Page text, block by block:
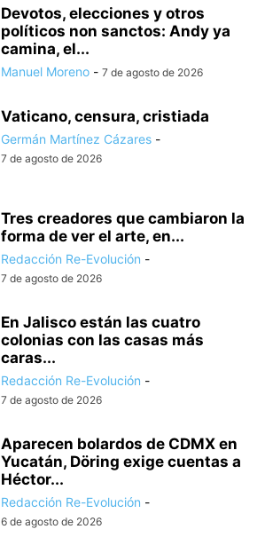
Devotos, elecciones y otros
políticos non sanctos: Andy ya
camina, el...
Manuel Moreno - 7 de agosto de 2026
Vaticano, censura, cristiada
Germán Martínez Cázares -
7 de agosto de 2026
Tres creadores que cambiaron la
forma de ver el arte, en...
Redacción Re-Evolución -
7 de agosto de 2026
En Jalisco están las cuatro
colonias con las casas más
caras...
Redacción Re-Evolución -
7 de agosto de 2026
Aparecen bolardos de CDMX en
Yucatán, Döring exige cuentas a
Héctor...
Redacción Re-Evolución -
6 de agosto de 2026